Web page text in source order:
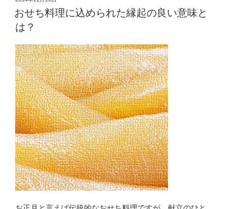
の
違
い
は？
ウ
ェ
デ
ィ
ン
グ
ド
レ
ス
で
結
婚
式
を
e
o
o
k
er
稿
日:
おせち料理に込められた縁起の良い意味と
は？